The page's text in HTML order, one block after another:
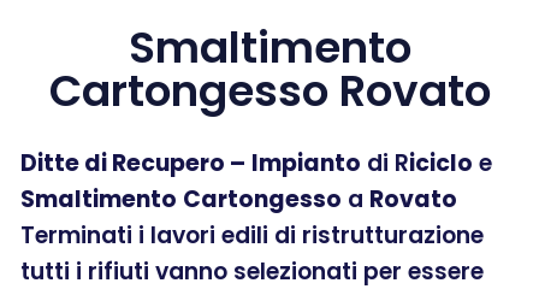
Smaltimento
Cartongesso Rovato
Ditte di Recupero – Impianto di Riciclo e
Smaltimento Cartongesso a Rovato
Terminati i lavori edili di ristrutturazione
tutti i rifiuti vanno selezionati per essere